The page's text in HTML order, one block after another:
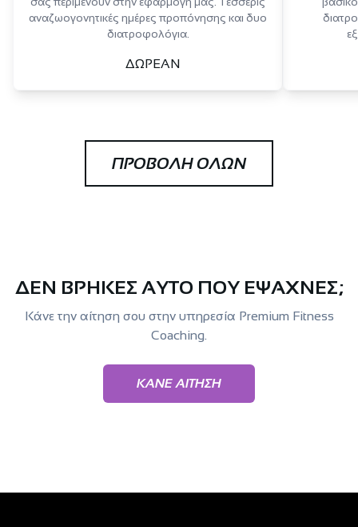
αναζωογονητικές ημέρες προπόνησης και δυο
διατροφολόγια.
ΔΩΡΕΑΝ
ΠΡΟΒΟΛΗ ΟΛΩΝ
ΔΕΝ ΒΡΗΚΕΣ ΑΥΤΟ ΠΟΥ ΕΨΑΧΝΕΣ;
Κάνε την αίτηση σου στην υπηρεσία Premium Fitness
Coaching.
ΚΑΝΕ ΑΙΤΗΣΗ